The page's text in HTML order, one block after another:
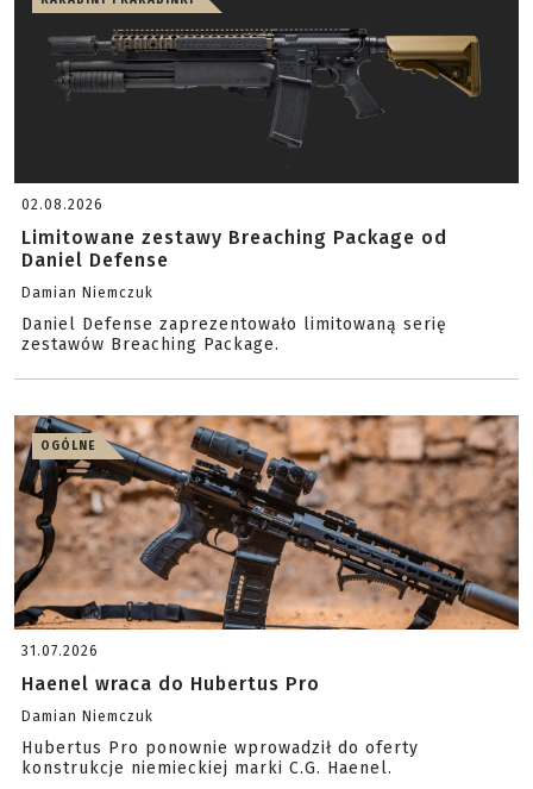
02.08.2026
Limitowane zestawy Breaching Package od
Daniel Defense
Damian Niemczuk
Daniel Defense zaprezentowało limitowaną serię
zestawów Breaching Package.
OGÓLNE
31.07.2026
Haenel wraca do Hubertus Pro
Damian Niemczuk
Hubertus Pro ponownie wprowadził do oferty
konstrukcje niemieckiej marki C.G. Haenel.